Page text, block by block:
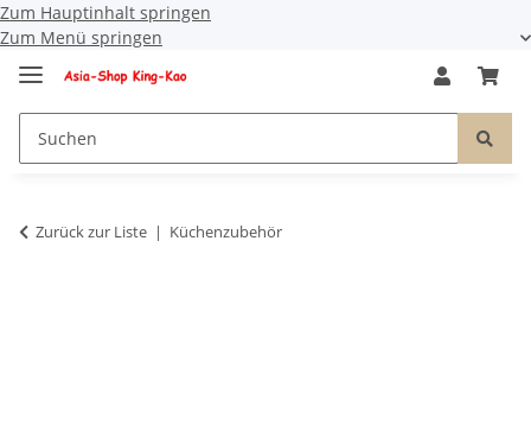
Zum Hauptinhalt springen
Zum Menü springen
Zurück zur Liste Küchenzubehör